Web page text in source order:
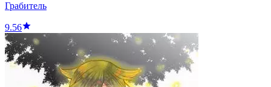
Грабитель
9.56